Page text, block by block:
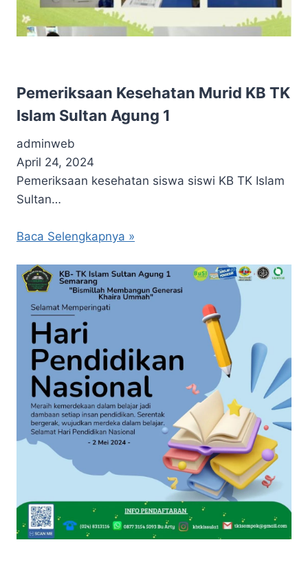
Pemeriksaan Kesehatan Murid KB TK
Islam Sultan Agung 1
adminweb
April 24, 2024
Pemeriksaan kesehatan siswa siswi KB TK Islam
Sultan…
Baca Selengkapnya »